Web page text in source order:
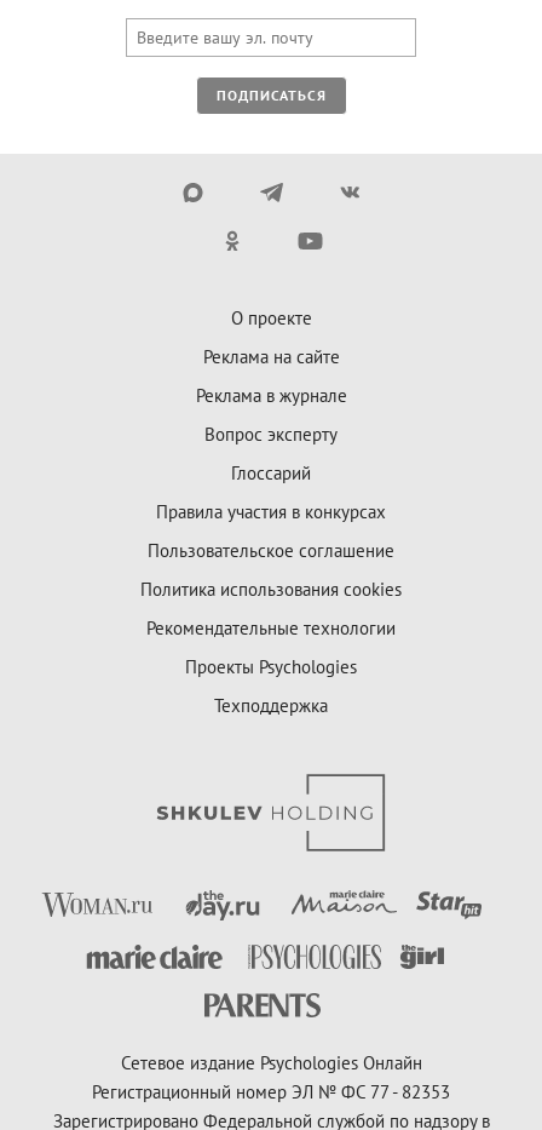
ПОДПИСАТЬСЯ
О проекте
Реклама на сайте
Реклама в журнале
Вопрос эксперту
Глоссарий
Правила участия в конкурсах
Пользовательское соглашение
Политика использования cookies
Рекомендательные технологии
Проекты Psychologies
Техподдержка
Сетевое издание Psychologies Онлайн
Регистрационный номер ЭЛ № ФС 77 - 82353
Зарегистрировано Федеральной службой по надзору в